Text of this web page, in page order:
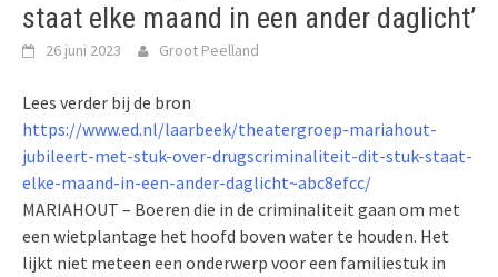
staat elke maand in een ander daglicht’
26 juni 2023 Groot Peelland
Lees verder bij de bron
https://www.ed.nl/laarbeek/theatergroep-mariahout-
jubileert-met-stuk-over-drugscriminaliteit-dit-stuk-staat-
elke-maand-in-een-ander-daglicht~abc8efcc/
MARIAHOUT – Boeren die in de criminaliteit gaan om met
een wietplantage het hoofd boven water te houden. Het
lijkt niet meteen een onderwerp voor een familiestuk in